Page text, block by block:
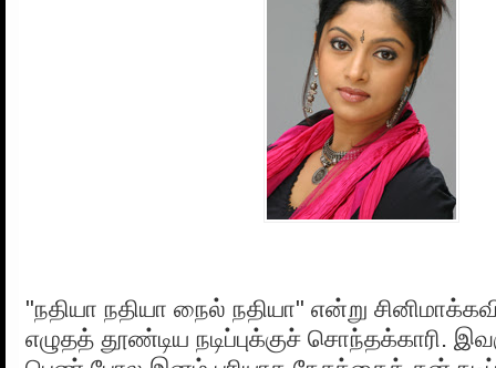
"நதியா நதியா நைல் நதியா" என்று
எழுதத் தூண்டிய நடிப்புக்குச் சொந்தக்காரி.